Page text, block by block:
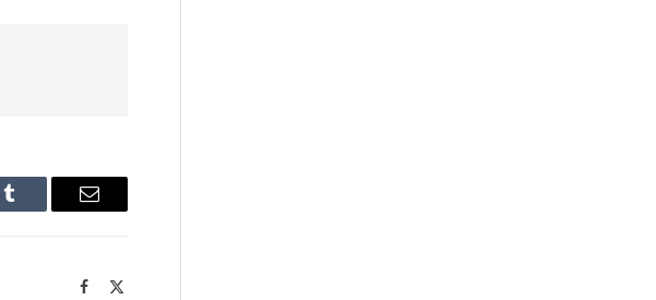
Tumblr Email
Facebook